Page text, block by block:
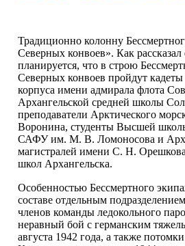
Традиционно колонну
Северных конвоев». Как рассказал
планируется, что в строю
Северных конвоев пройдут кадеты
корпуса имени адмирала флота
Архангельской средней школы
преподаватели Арктического
Воронина, студенты Высшей
САФУ им. М. В. Ломоносова и
магистралей имени С. Н.
школ Архангельска.
Особенностью Бессмертного
составе отдельным
членов команды ледокольного
неравный бой с германским
августа 1942 года, а также